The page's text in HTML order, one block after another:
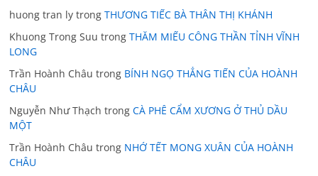
huong tran ly trongTHƯƠNG TIẾC BÀ THÂN THỊ KHÁNH
Khuong Trong Suu trongTHĂM MIẾU CÔNG THẦN TỈNH VĨNH
LONG
Trần Hoành Châu trong BÍNH NGỌ THẲNG TIẾN CỦA HOÀNH
CHÂU
Nguyễn Như Thạch trongCÀ PHÊ CẨM XƯƠNG Ở THỦ DẦU
MỘT
Trần Hoành Châu trong NHỚ TẾT MONG XUÂN CỦA HOÀNH
CHÂU